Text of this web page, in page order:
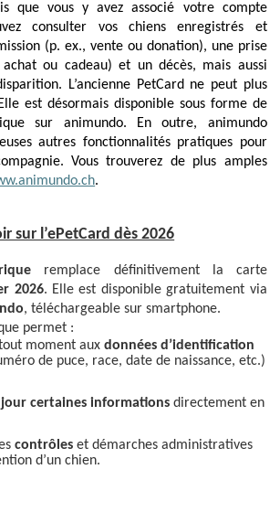
que vous y avez associé votre compte
consulter vos chiens enregistrés et
(p. ex., vente ou donation), une prise
ou cadeau) et un décès, mais aussi
L’ancienne PetCard ne peut plus
est désormais disponible sous forme de
sur animundo. En outre, animundo
autres fonctionnalités pratiques pour
Vous trouverez de plus amples
.
sur l’ePetCard dès 2026
remplace définitivement la carte
2026. Elle est disponible gratuitement via
, téléchargeable sur smartphone.
permet :
moment aux données d’identification
de puce, race, date de naissance, etc.)
certaines informationsdirectement en
contrôleset démarches administratives
d’un chien.